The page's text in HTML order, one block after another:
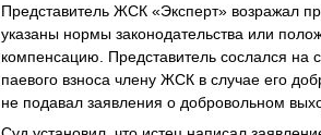
Представитель ЖСК «Эксперт» возражал
указаны нормы законодательства или
компенсацию. Представитель сослался на
паевого взноса члену ЖСК в случае его
не подавал заявления о добровольном